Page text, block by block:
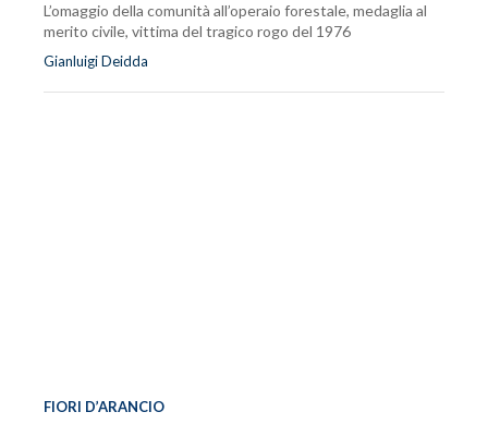
L’omaggio della comunità all’operaio forestale, medaglia al
merito civile, vittima del tragico rogo del 1976
Gianluigi Deidda
FIORI D’ARANCIO